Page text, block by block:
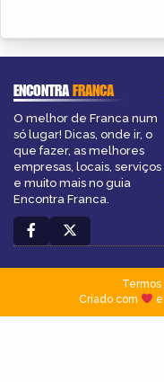
ENCONTRAFRANCA
O melhor de Franca num
só lugar! Dicas, onde ir, o
que fazer, as melhores
empresas, locais, serviços
e muito mais no guia
Encontra Franca.
Termos|
Criado com
e